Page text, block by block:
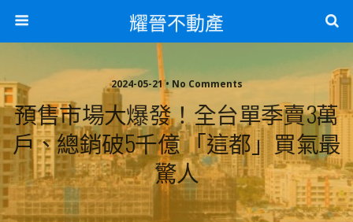
耀晉不動產
2024-05-21 • No Comments
預售市場大爆發！全台單季賣3萬
戶、總銷破5千億 「這都」買氣最
驚人